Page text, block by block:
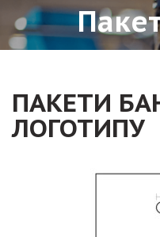
ПАКЕТИ
ЛОГОТИПУ